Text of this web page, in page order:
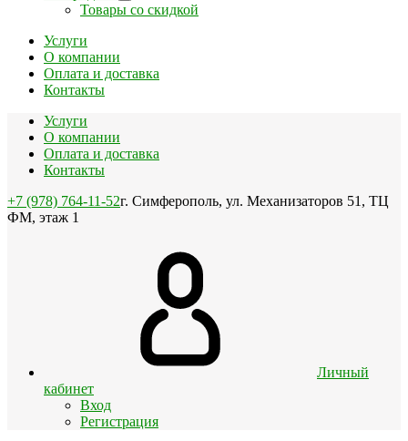
Товары со скидкой
Услуги
О компании
Оплата и доставка
Контакты
Услуги
О компании
Оплата и доставка
Контакты
+7 (978) 764-11-52г. Симферополь, ул. Механизаторов 51, ТЦ
ФМ, этаж 1
Личный
кабинет
Вход
Регистрация